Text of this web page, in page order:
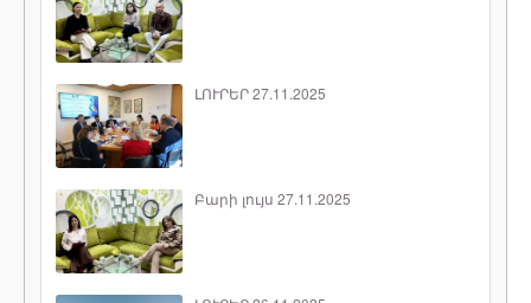
ԼՈՒՐԵՐ 27.11.2025
Բարի լույս 27.11.2025